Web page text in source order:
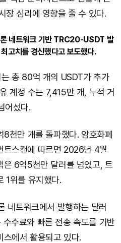
장 심리에 영향을 줄 수 있다.
네트워크 기반 TRC20-USDT 발
고치를 경신했다고 보도했다.
총 80억 개의 USDT가 추가
계정 수는 7,415만 개, 누적 거
어섰다.
천만 개를 돌파했다. 암호화폐
트스캔에 따르면 2026년 4월
은 6억5천만 달러를 넘었고, 트
1위를 유지했다.
네트워크에서 발행하는 달러
수료와 빠른 전송 속도를 기반
에서 활용되고 있다.